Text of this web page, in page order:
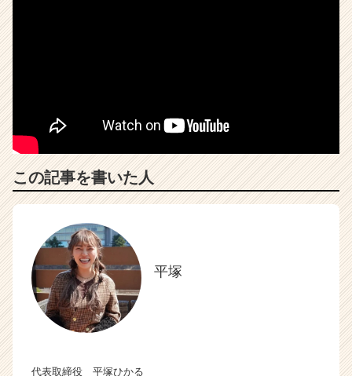
この記事を書いた人
平塚
代表取締役 平塚ひかる